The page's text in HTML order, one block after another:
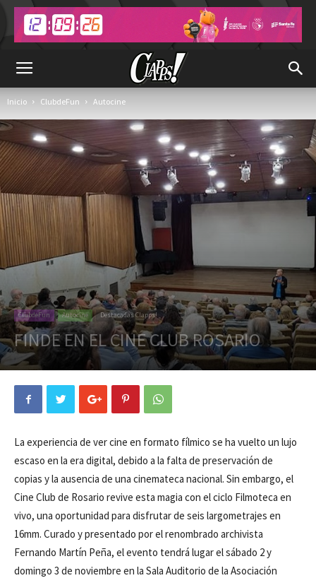
Inicio ClubdeFun Autocine
ClubdeFun Autocine Destacadas Clapps!
FINDE EN EL CINE CLUB ROSARIO
La experiencia de ver cine en formato fílmico se ha vuelto un lujo
escaso en la era digital, debido a la falta de preservación de
copias y la ausencia de una cinemateca nacional. Sin embargo, el
Cine Club de Rosario revive esta magia con el ciclo Filmoteca en
vivo, una oportunidad para disfrutar de seis largometrajes en
16mm. Curado y presentado por el renombrado archivista
Fernando Martín Peña, el evento tendrá lugar el sábado 2 y
domingo 3 de noviembre en la Sala Auditorio de la Asociación